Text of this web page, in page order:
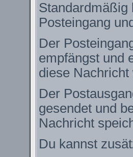
Standardmäßig
Posteingang
Der
empfängst und
diese
Der
gesendet und
Nachricht
Du kannst